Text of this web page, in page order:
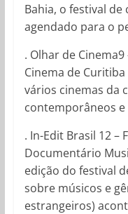
Bahia, o festival
agendado para o
. Olhar de
Cinema de
vários cinemas da
contemporâneos
. In-Edit Brasil 12 –
Documentário
edição do festival
sobre músicos e
estrangeiros)